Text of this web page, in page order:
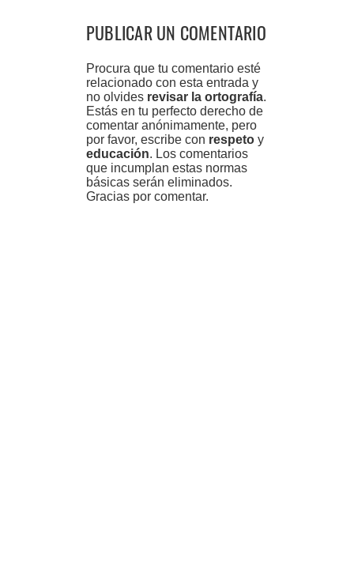
PUBLICAR UN COMENTARIO
Procura que tu comentario esté
relacionado con esta entrada y
no olvides revisar la ortografía.
Estás en tu perfecto derecho de
comentar anónimamente, pero
por favor, escribe con respeto y
educación. Los comentarios
que incumplan estas normas
básicas serán eliminados.
Gracias por comentar.